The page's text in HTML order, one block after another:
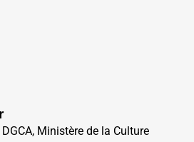
Ministère de la Culture